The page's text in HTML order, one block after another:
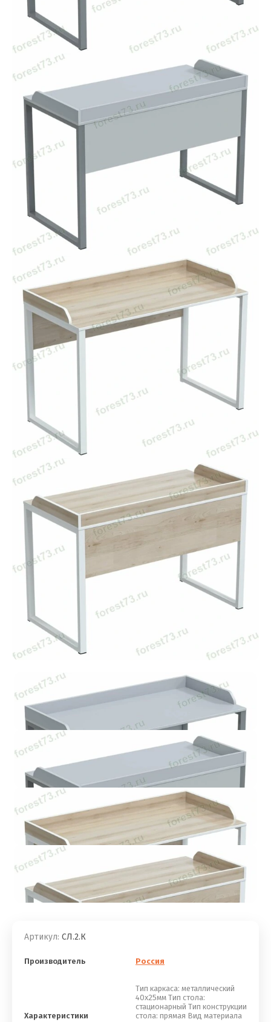
Артикул: СЛ.2.К
Производитель Россия
Характеристики
Тип каркаса: металлический
40х25мм Тип стола:
стационарный Тип конструкции
стола: прямая Вид материала